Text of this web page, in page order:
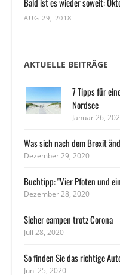
AUG 29, 2018
AKTUELLE BEITRÄGE
7 Tipps für
Nordsee
Januar 26,
Was sich nach dem Brexit
Dezember 29, 2020
Buchtipp: "Vier Pfoten und
Dezember 28, 2020
Sicher campen trotz Corona
Juli 28, 2020
So finden Sie das richtige
Juni 25, 2020